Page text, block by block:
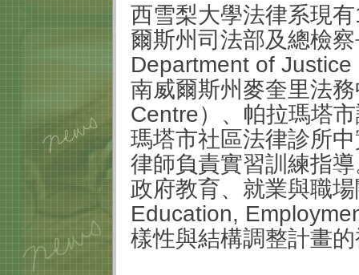
西雪梨大學法律系現
爾斯州司法部及總檢
Department of
南威爾斯州麥奎里法
Centre）、帕拉瑪塔
瑪塔市社區法律診所
律師負責實習訓練指
政府教育、就業與職
Education,
樣性與結構調整計畫